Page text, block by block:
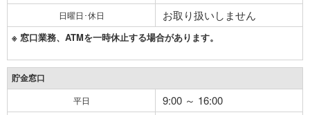
日曜日･休日 お取り扱いしません
※ 窓口業務、ATMを一時休止する場合があります。
貯金窓口
平日 9:00 ～ 16:00